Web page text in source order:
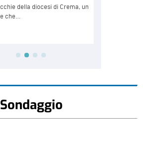
Sondaggio